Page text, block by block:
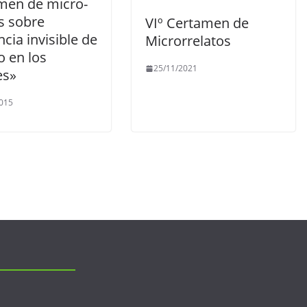
de micro-
sobre
invisible de
en los
VIº Certamen de
Microrrelatos
25/11/2021